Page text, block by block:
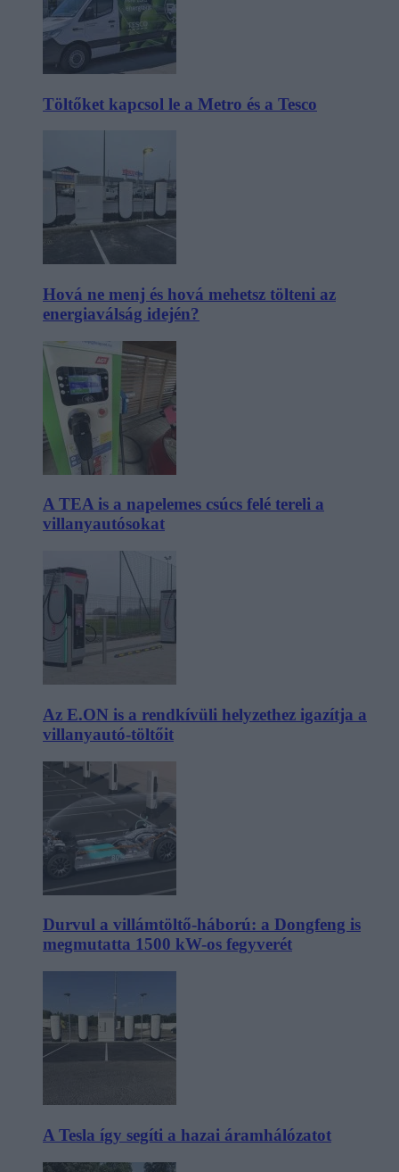
Töltőket kapcsol le a Metro és a Tesco
Hová ne menj és hová mehetsz tölteni az
energiaválság idején?
A TEA is a napelemes csúcs felé tereli a
villanyautósokat
Az E.ON is a rendkívüli helyzethez igazítja a
villanyautó-töltőit
Durvul a villámtöltő-háború: a Dongfeng is
megmutatta 1500 kW-os fegyverét
A Tesla így segíti a hazai áramhálózatot